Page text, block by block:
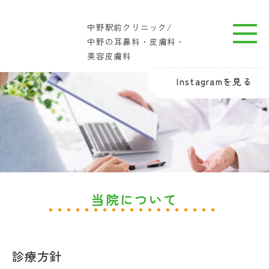
中野駅前クリニック/
中野の耳鼻科・皮膚科・
美容皮膚科
Instagramを見る
当院について
診療方針